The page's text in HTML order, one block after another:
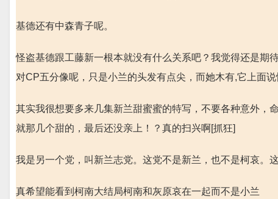
基德还有中森青子呢。
怪盗基德跟工藤新一根本就没有什么关系吧？我觉得还是期
对CP五分像呢，只是小兰的头发有点尖，而她木有,它上面
其实我很想要多来几集新兰甜蜜蜜的特写，不要各种意外，
就那几个甜的，最后还没亲上！？真的扫兴啊[抓狂]
我是另一个党，叫新兰志党。这党不是新兰，也不是柯哀。
真希望能看到柯南大结局柯南和灰原哀在一起而不是小兰